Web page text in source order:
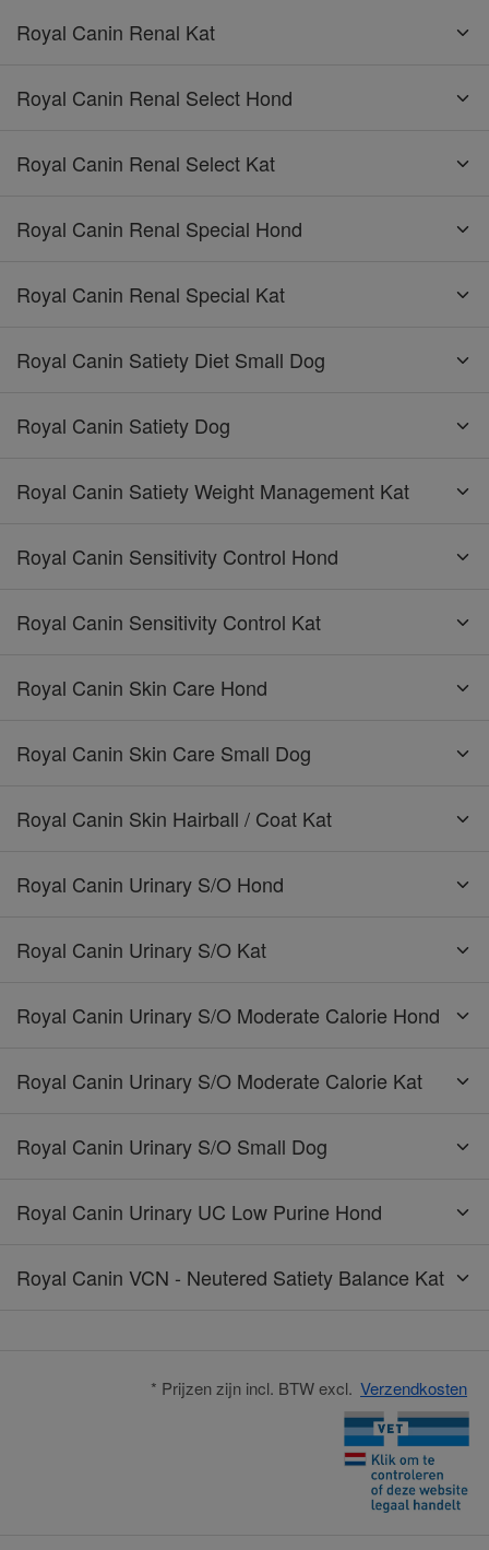
Royal Canin Renal Kat
Royal Canin Renal Select Hond
Royal Canin Renal Select Kat
Royal Canin Renal Special Hond
Royal Canin Renal Special Kat
Royal Canin Satiety Diet Small Dog
Royal Canin Satiety Dog
Royal Canin Satiety Weight Management Kat
Royal Canin Sensitivity Control Hond
Royal Canin Sensitivity Control Kat
Royal Canin Skin Care Hond
Royal Canin Skin Care Small Dog
Royal Canin Skin Hairball / Coat Kat
Royal Canin Urinary S/O Hond
Royal Canin Urinary S/O Kat
Royal Canin Urinary S/O Moderate Calorie Hond
Royal Canin Urinary S/O Moderate Calorie Kat
Royal Canin Urinary S/O Small Dog
Royal Canin Urinary UC Low Purine Hond
Royal Canin VCN - Neutered Satiety Balance Kat
* Prijzen zijn incl. BTW excl. Verzendkosten